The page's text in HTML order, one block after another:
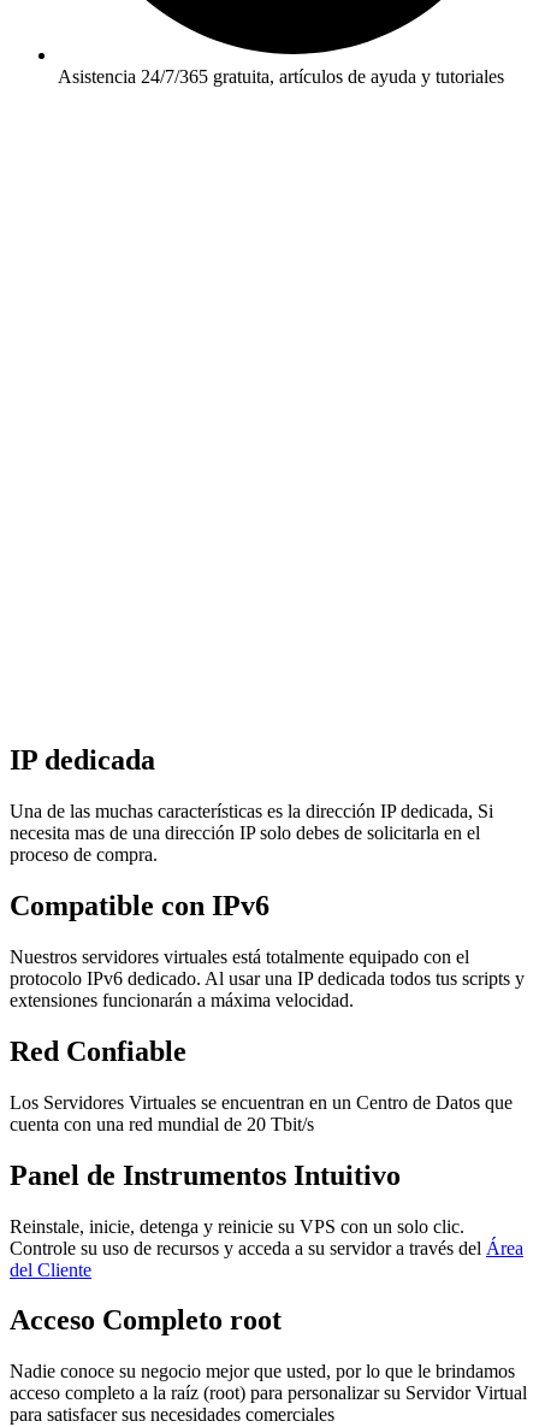
Asistencia 24/7/365 gratuita, artículos de ayuda y tutoriales
IP dedicada
Una de las muchas características es la dirección IP dedicada, Si
necesita mas de una dirección IP solo debes de solicitarla en el
proceso de compra.
Compatible con IPv6
Nuestros servidores virtuales está totalmente equipado con el
protocolo IPv6 dedicado. Al usar una IP dedicada todos tus scripts y
extensiones funcionarán a máxima velocidad.
Red Confiable
Los Servidores Virtuales se encuentran en un Centro de Datos que
cuenta con una red mundial de 20 Tbit/s
Panel de Instrumentos Intuitivo
Reinstale, inicie, detenga y reinicie su VPS con un solo clic.
Controle su uso de recursos y acceda a su servidor a través del Área
del Cliente
Acceso Completo root
Nadie conoce su negocio mejor que usted, por lo que le brindamos
acceso completo a la raíz (root) para personalizar su Servidor Virtual
para satisfacer sus necesidades comerciales